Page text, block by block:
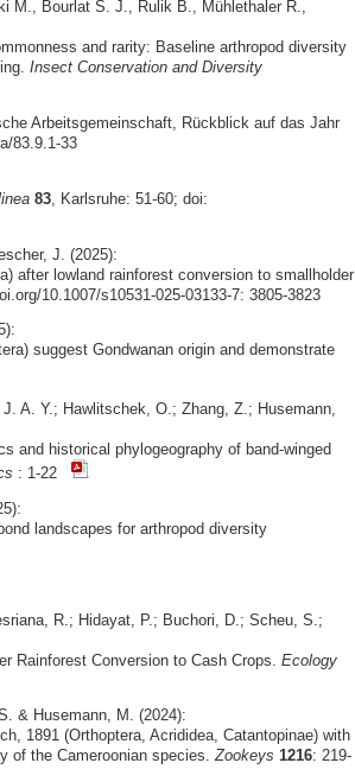
M., Bourlat S. J., Rulik B., Mühlethaler R.,
and rarity: Baseline arthropod diversity
Insect Conservation and Diversity
Arbeitsgemeinschaft, Rückblick auf das Jahr
83.9.1-33
83, Karlsruhe: 51-60; doi:
J. (2025):
after lowland rainforest conversion to smallholder
10.1007/s10531-025-03133-7: 3805-3823
suggest Gondwanan origin and demonstrate
A. Y.; Hawlitschek, O.; Zhang, Z.; Husemann,
and historical phylogeography of band-winged
: 1-22
landscapes for arthropod diversity
R.; Hidayat, P.; Buchori, D.; Scheu, S.;
Rainforest Conversion to Cash Crops. Ecology
& Husemann, M. (2024):
1891 (Orthoptera, Acrididea, Catantopinae) with
of the Cameroonian species.Zookeys 1216: 219-